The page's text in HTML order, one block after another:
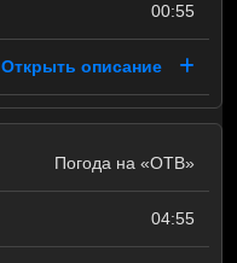
00:55
Открыть описание
Погода на «ОТВ»
04:55